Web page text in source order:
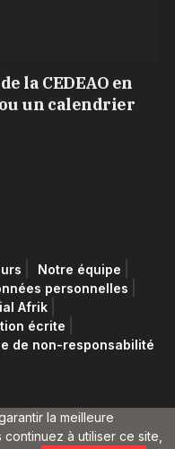
la CEDEAO en
un calendrier
Notre équipe
personnelles
Afrik
écrite
de non-responsabilité
la meilleure
à utiliser ce site,